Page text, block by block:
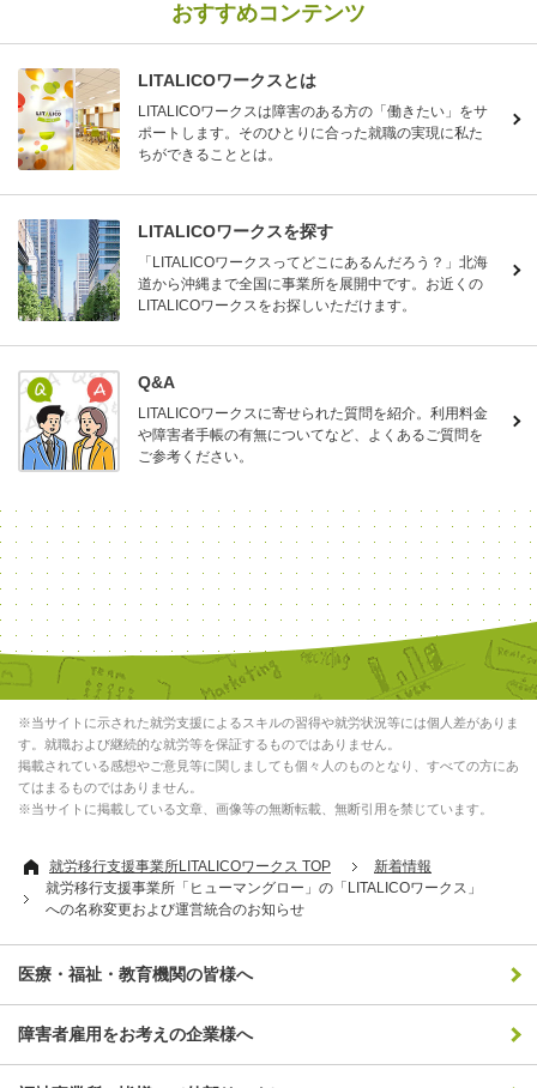
おすすめコンテンツ
LITALICOワークスとは
LITALICOワークスは障害のある方の「働きたい」をサ
ポートします。そのひとりに合った就職の実現に私た
ちができることとは。
LITALICOワークスを探す
「LITALICOワークスってどこにあるんだろう？」北海
道から沖縄まで全国に事業所を展開中です。お近くの
LITALICOワークスをお探しいただけます。
Q&A
LITALICOワークスに寄せられた質問を紹介。利用料金
や障害者手帳の有無についてなど、よくあるご質問を
ご参考ください。
※当サイトに示された就労支援によるスキルの習得や就労状況等には個人差がありま
す。就職および継続的な就労等を保証するものではありません。
掲載されている感想やご意見等に関しましても個々人のものとなり、すべての方にあ
てはまるものではありません。
※当サイトに掲載している文章、画像等の無断転載、無断引用を禁じています。
就労移行支援事業所LITALICOワークス TOP
新着情報
就労移行支援事業所「ヒューマングロー」の「LITALICOワークス」
への名称変更および運営統合のお知らせ
医療・福祉・教育機関の皆様へ
障害者雇用をお考えの企業様へ